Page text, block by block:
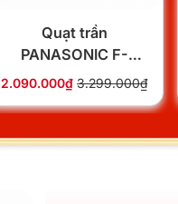
Quạt trần
PANASONIC F-
56MZG 4 cánh
2.090.000₫ 3.299.000₫